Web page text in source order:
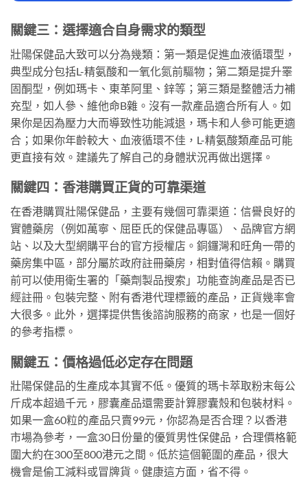
關鍵三：選擇適合自身需求的類型
壯陽保健品大致可以分為幾類：第一類是促進血液循環型，
典型成分包括L-精氨酸和一氧化氮前驅物；第二類是提升睪
固酮型，例如瑪卡、東革阿里、鋅等；第三類是整體活力補
充型，如人參、維他命B雜。沒有一款產品適合所有人。如
果你是因為壓力大而導致性功能減退，瑪卡和人參可能更適
合；如果你年齡較大、血液循環不佳，L-精氨酸類產品可能
更直接有效。建議先了解自己的身體狀況再做出選擇。
關鍵四：香港購買正貨的可靠渠道
在香港購買壯陽保健品，主要有幾個可靠渠道：信譽良好的
實體藥房（例如萬寧、屈臣氏的保健品專區）、品牌官方網
站、以及大型網購平台的官方授權店。銅鑼灣和旺角一帶的
藥房集中區，部分屬於政府註冊藥房，相對值得信賴。購買
前可以使用衛生署的「藥劑製品搜索」功能查詢產品是否已
經註冊。包裝完整、附有香港代理標籤的產品，正貨幾率會
大很多。此外，選擇提供售後諮詢服務的商家，也是一個好
的參考指標。
關鍵五：價格過低必定存在問題
壯陽保健品的生產成本其實不低。優質的瑪卡萃取粉末每公
斤成本超過千元，膠囊產品還需要計算膠囊殼和包裝材料。
如果一盒60粒的產品只賣99元，你認為是否合理？以香港
市場為參考，一盒30日份量的優質男性保健品，合理價格範
圍大約在300至800港元之間。低於這個範圍的產品，很大
機會是偷工減料或冒牌貨。健康這方面，省不得。